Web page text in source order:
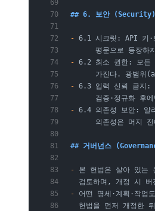
## 6. 보안 (Security)
- 6.1 시크릿: API 키·
평문으로 등장하
- 6.2 최소 권한: 모든
가진다. 광범위
- 6.3 입력 신뢰 금지:
검증·정규화 후에
- 6.4 의존성 보안: 알
의존성은 머지
## 거버넌스
- 본 헌법은 살아 있는
검토하며, 개정 시
- 어떤 명세·계획·작업
헌법을 먼저 개정한